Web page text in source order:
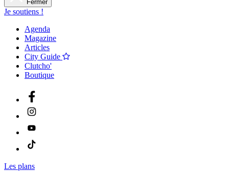
Fermer
Je soutiens !
Agenda
Magazine
Articles
City Guide
Clutcho'
Boutique
Les plans